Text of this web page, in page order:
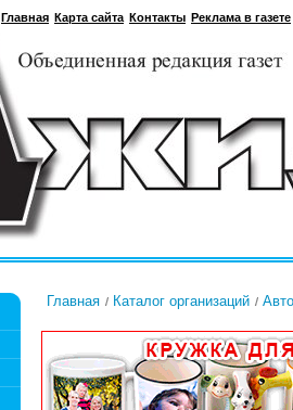
Главная Карта сайта Контакты Реклама в газете
Главная Каталог организаций